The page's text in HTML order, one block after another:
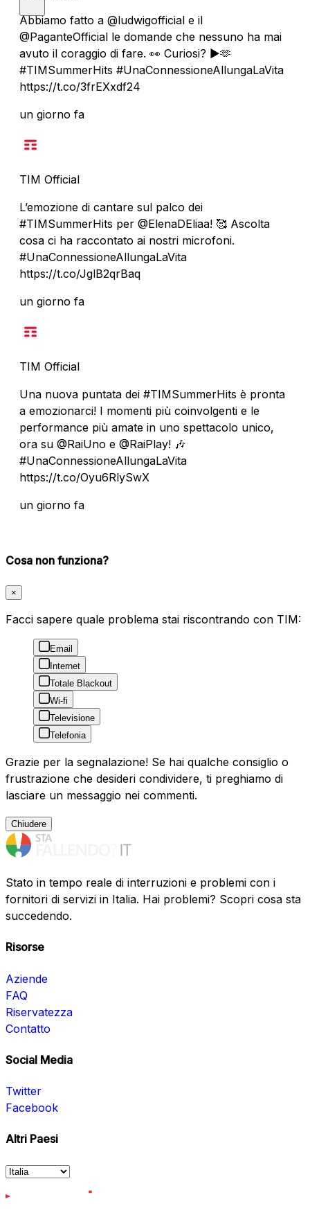
Abbiamo fatto a @ludwigofficial e il
@PaganteOfficial le domande che nessuno ha mai
avuto il coraggio di fare. 👀 Curiosi? ▶️🫶
#TIMSummerHits #UnaConnessioneAllungaLaVita
https://t.co/3frEXxdf24
un giorno fa
TIM Official
L’emozione di cantare sul palco dei
#TIMSummerHits per @ElenaDEliaa! 🥰 Ascolta
cosa ci ha raccontato ai nostri microfoni.
#UnaConnessioneAllungaLaVita
https://t.co/JglB2qrBaq
un giorno fa
TIM Official
Una nuova puntata dei #TIMSummerHits è pronta
a emozionarci! I momenti più coinvolgenti e le
performance più amate in uno spettacolo unico,
ora su @RaiUno e @RaiPlay! 🎶
#UnaConnessioneAllungaLaVita
https://t.co/Oyu6RlySwX
un giorno fa
Cosa non funziona?
×
Facci sapere quale problema stai riscontrando con TIM:
Email
Internet
Totale Blackout
Wi-fi
Televisione
Telefonia
Grazie per la segnalazione! Se hai qualche consiglio o
frustrazione che desideri condividere, ti preghiamo di
lasciare un messaggio nei commenti.
Chiudere
Stato in tempo reale di interruzioni e problemi con i
fornitori di servizi in Italia. Hai problemi? Scopri cosa sta
succedendo.
Risorse
Aziende
FAQ
Riservatezza
Contatto
Social Media
Twitter
Facebook
Altri Paesi